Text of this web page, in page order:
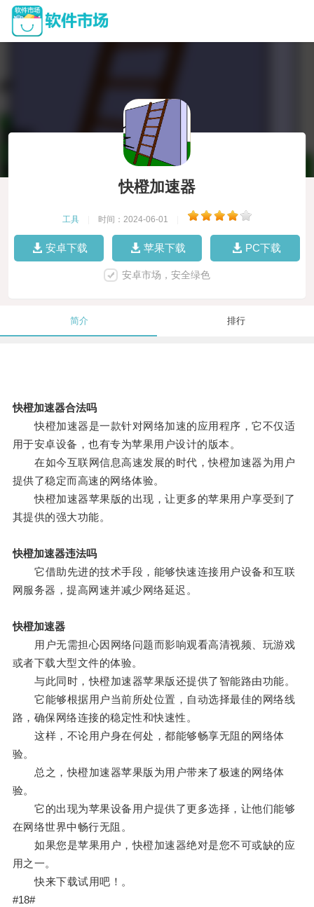
快橙加速器
工具 时间：2024-06-01
安卓下载 苹果下载 PC下载
安卓市场，安全绿色
简介 排行
快橙加速器合法吗
快橙加速器是一款针对网络加速的应用程序，它不仅适
用于安卓设备，也有专为苹果用户设计的版本。
在如今互联网信息高速发展的时代，快橙加速器为用户
提供了稳定而高速的网络体验。
快橙加速器苹果版的出现，让更多的苹果用户享受到了
其提供的强大功能。
快橙加速器违法吗
它借助先进的技术手段，能够快速连接用户设备和互联
网服务器，提高网速并减少网络延迟。
快橙加速器
用户无需担心因网络问题而影响观看高清视频、玩游戏
或者下载大型文件的体验。
与此同时，快橙加速器苹果版还提供了智能路由功能。
它能够根据用户当前所处位置，自动选择最佳的网络线
路，确保网络连接的稳定性和快速性。
这样，不论用户身在何处，都能够畅享无阻的网络体
验。
总之，快橙加速器苹果版为用户带来了极速的网络体
验。
它的出现为苹果设备用户提供了更多选择，让他们能够
在网络世界中畅行无阻。
如果您是苹果用户，快橙加速器绝对是您不可或缺的应
用之一。
快来下载试用吧！。
#18#